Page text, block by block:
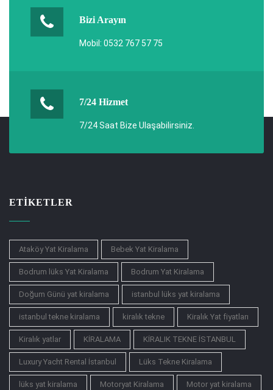
Bizi Arayın
Mobil: 0532 767 57 75
7/24 Hizmet
7/24 Saat Bize Ulaşabilirsiniz.
ETIKETLER
Ataköy Yat Kiralama Bebek Yat Kiralama
Bodrum lüks Yat Kiralama Bodrum Yat Kiralama
Doğum Günü yat kiralama istanbul lüks yat kiralama
istanbul tekne kiralama kiralık tekne Kiralık Yat fiyatları
Kiralık yatlar KİRALAMA KİRALIK TEKNE İSTANBUL
Luxury Yacht Rental İstanbul Lüks Tekne Kiralama
lüks yat kiralama Motoryat Kiralama Motor yat kiralama